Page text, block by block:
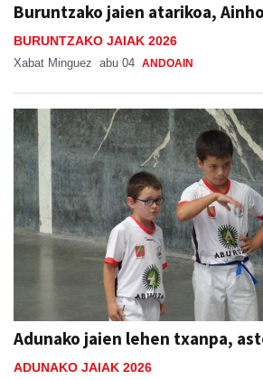
Buruntzako jaien atarikoa,
BURUNTZAKO JAIAK 2026
Xabat Minguez abu 04 ANDOAIN
Adunako jaien lehen txanpa,
ADUNAKO JAIAK 2026